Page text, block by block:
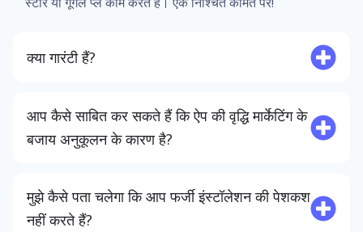
क्या गारंटी हैं?
आप कैसे साबित कर सकते हैं कि ऐप की वृद्धि मार्केटिंग के
बजाय अनुकूलन के कारण है?
मुझे कैसे पता चलेगा कि आप फर्जी इंस्टॉलेशन की पेशकश
नहीं करते हैं?